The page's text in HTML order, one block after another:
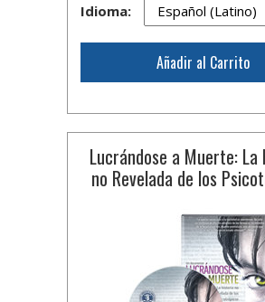
Idioma:
Añadir al Carrito
Lucrándose a Muerte:
no Revelada de los